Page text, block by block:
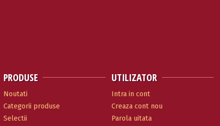
PRODUSE
Noutati
Categorii produse
Selectii
UTILIZATOR
Intra in cont
Creaza cont nou
Parola uitata